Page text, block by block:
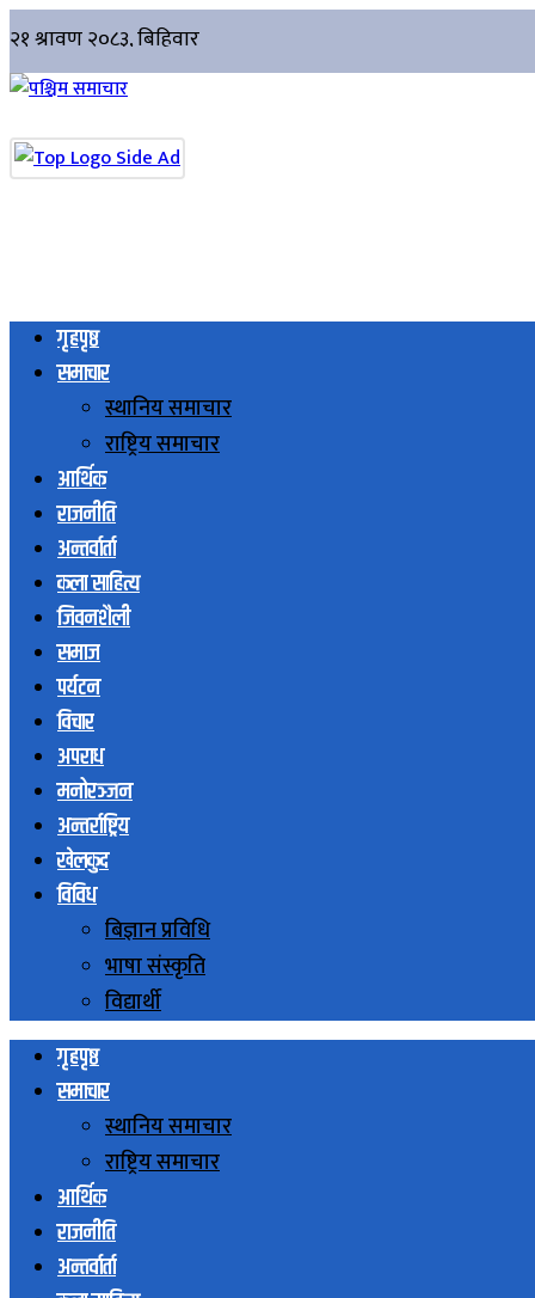
गृहपृष्ठ
समाचार
स्थानिय समाचार
राष्ट्रिय समाचार
आर्थिक
राजनीति
अन्तर्वार्ता
कला साहित्य
जिवनशैली
समाज
पर्यटन
विचार
अपराध
मनोरञ्जन
अन्तर्राष्ट्रिय
खेलकुद
विविध
बिज्ञान प्रविधि
भाषा संस्कृति
विद्यार्थी
गृहपृष्ठ
समाचार
स्थानिय समाचार
राष्ट्रिय समाचार
आर्थिक
राजनीति
अन्तर्वार्ता